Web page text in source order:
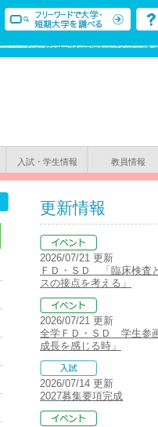
入試・学生情報 教員情報
更新情報
2026/07/21 更新
ＦＤ・ＳＤ 「臨床検査
スの接点を考える」
2026/07/21 更新
全学ＦＤ・ＳＤ 学生参
成長を感じる時」
2026/07/14 更新
2027募集要項完成